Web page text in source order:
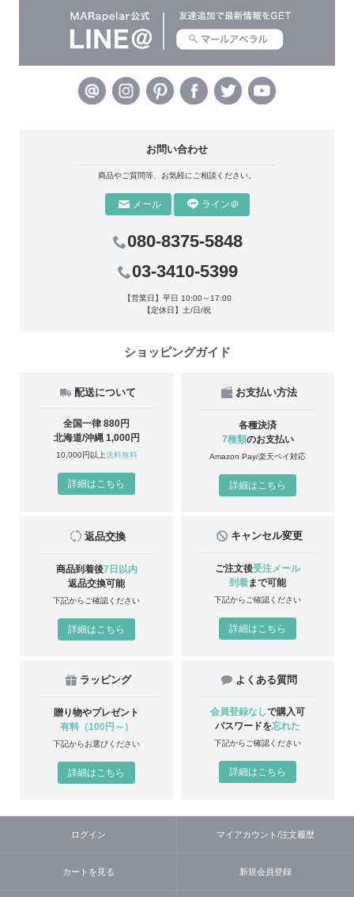
お問い合わせ
商品やご質問等、お気軽にご相談ください。
メール ライン＠
080-8375-5848
03-3410-5399
【営業日】平日 10:00～17:00
【定休日】土/日/祝
ショッピングガイド
配送について
全国一律 880円
北海道/沖縄 1,000円
10,000円以上送料無料
詳細はこちら
お支払い方法
各種決済
7種類のお支払い
Amazon Pay/楽天ペイ対応
詳細はこちら
返品交換
商品到着後7日以内
返品交換可能
下記からご確認ください
詳細はこちら
キャンセル変更
ご注文後受注メール
到着まで可能
下記からご確認ください
詳細はこちら
ラッピング
贈り物やプレゼント
有料（100円～）
下記からお選びください
詳細はこちら
よくある質問
会員登録なしで購入可
パスワードを忘れた
下記からご確認ください
詳細はこちら
ログイン マイアカウント/注文履歴
カートを見る 新規会員登録